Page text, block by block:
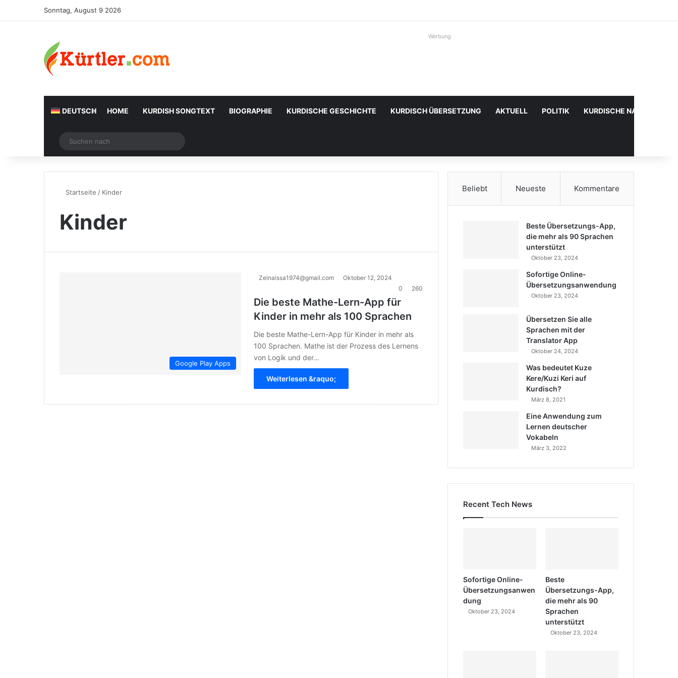
Sonntag, August 9 2026
Werbung
DEUTSCH HOME KURDISH SONGTEXT BIOGRAPHIE KURDISCHE GESCHICHTE KURDISCH ÜBERSETZUNG AKTUELL POLITIK KURDISCHE
Zufälliger Artikel
nach
Startseite / Kinder
Kinder
Google Play Apps
Zeinaissa1974@gmail.com
Oktober 12, 2024
0
260
Die beste Mathe-Lern-App für
Kinder in mehr als 100 Sprachen
Die beste Mathe-Lern-App für Kinder in mehr als
100 Sprachen. Mathe ist der Prozess des Lernens
von Logik und der…
Weiterlesen &raquo;
Beliebt Neueste Kommentare
Beste Übersetzungs-App,
die mehr als 90 Sprachen
unterstützt
Oktober 23, 2024
Sofortige Online-
Übersetzungsanwendung
Oktober 23, 2024
Übersetzen Sie alle
Sprachen mit der
Translator App
Oktober 24, 2024
Was bedeutet Kuze
Kere/Kuzi Keri auf
Kurdisch?
März 8, 2021
Eine Anwendung zum
Lernen deutscher
Vokabeln
März 3, 2022
Recent Tech News
Sofortige Online-
Übersetzungsanwen
dung
Oktober 23, 2024
Beste
Übersetzungs-App,
die mehr als 90
Sprachen
unterstützt
Oktober 23, 2024